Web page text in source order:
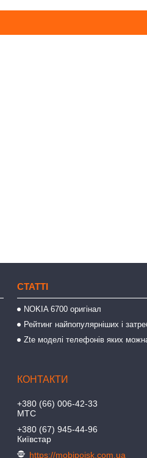
СТАТТІ
NOKIA 6700 оригінал
Рейтинг найпопулярніших і
Zte моделі телефонів яких
+380 (66) 006-42-33
МТС
+380 (67) 945-44-96
Київстар
https://mobipoisk.com.ua